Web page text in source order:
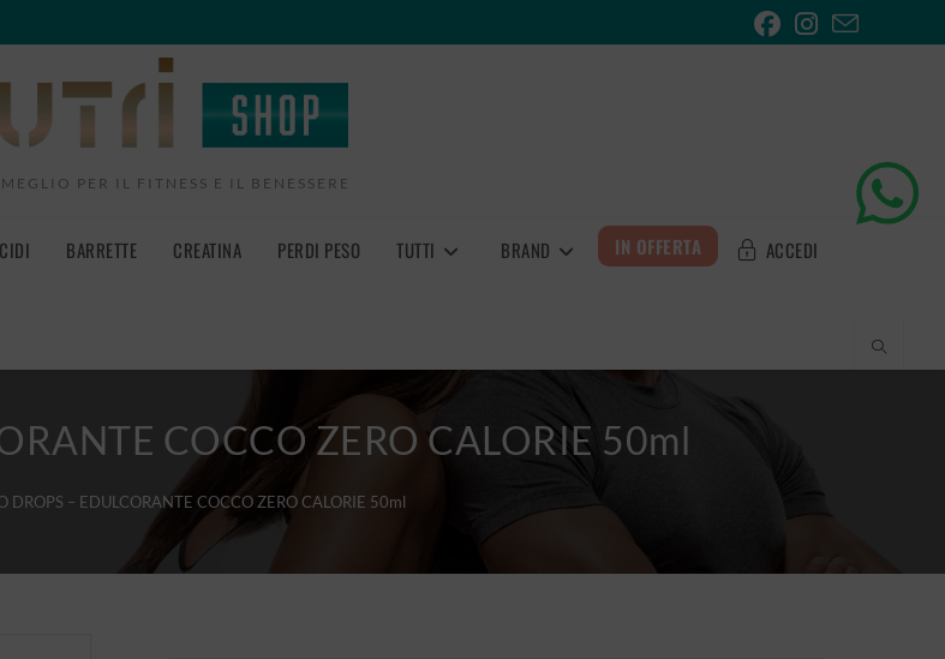
PER IL FITNESS E IL BENESSERE
BARRETTE CREATINA PERDI PESO TUTTI BRAND IN OFFERTA ACCEDI
COCCO ZERO CALORIE 50ml
DROPS – EDULCORANTE COCCO ZERO CALORIE 50ml